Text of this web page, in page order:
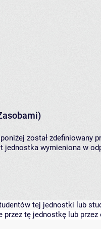
został zdefiniowany
wymieniona w
tej jednostki lub
tę jednostkę lub